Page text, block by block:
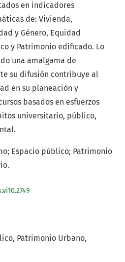
Patrimonio Urbano
en indicadores
de: Vivienda,
y Género, Equidad
y Patrimonio edificado. Lo
una amalgama de
su difusión contribuye al
en su planeación y
basados en esfuerzos
universitario, público,
Espacio público; Patrimonio